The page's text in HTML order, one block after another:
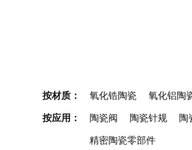
按材质： 氧化锆陶瓷 氧化铝陶
按应用： 陶瓷阀 陶瓷针规 陶
精密陶瓷零部件